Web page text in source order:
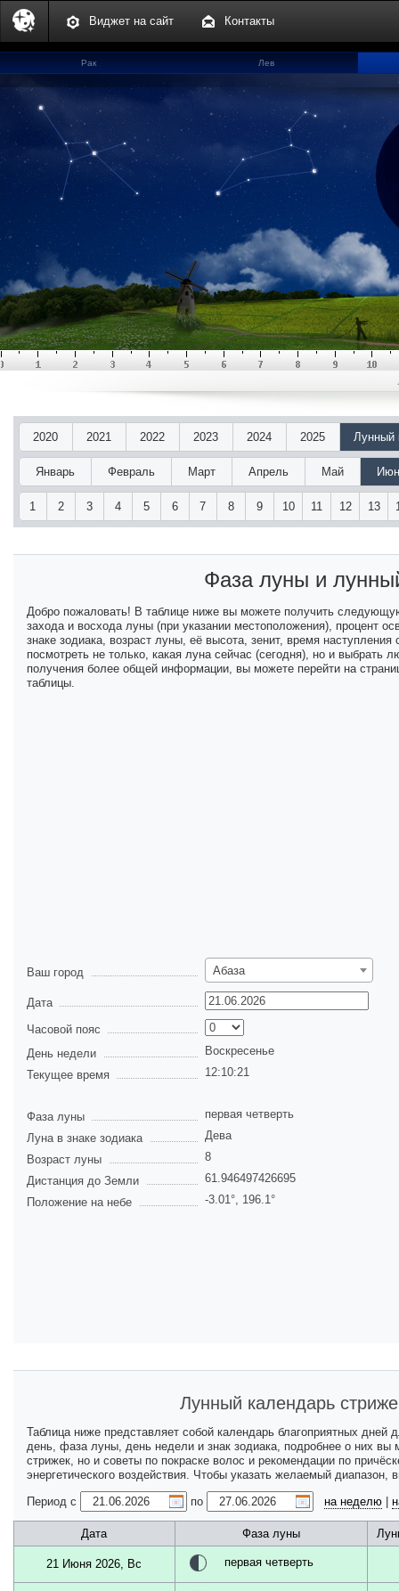
Виджет на сайт Контакты
Рак
Лев
2020 2021 2022 2023 2024 2025 Лунный
Январь Февраль Март Апрель Май
1 2 3 4 5 6 7 8 9 10 11 12 13
Фаза луны и
Добро пожаловать! В таблице ниже вы можете получить
захода и восхода луны (при указании местоположения), процент
знаке зодиака, возраст луны, её высота, зенит, время
посмотреть не только, какая луна сейчас (сегодня), но и
получения более общей информации, вы можете перейти на
таблицы.
Ваш город Абаза
Дата
Часовой пояс
День недели
Воскресенье
Текущее время
12:10:21
Фаза луны
первая четверть
Луна в знаке зодиака
Дева
Возраст луны
8
Дистанция до Земли
61.946497426695
Положение на небе
-3.01°, 196.1°
Лунный календарь
Таблица ниже представляет собой календарь благоприятных
день, фаза луны, день недели и знак зодиака, подробнее о них вы
стрижек, но и советы по покраске волос и рекомендации по
энергетического воздействия. Чтобы указать желаемый
Период с
по на неделю
Дата Фаза луны
21 Июня 2026, Вс первая четверть